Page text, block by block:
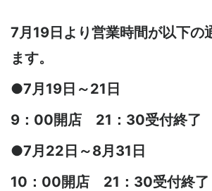
7月19日より営業時間が以下の
ます。
●7月19日～21日
9：00開店 21：30受付終
●7月22日～8月31日
10：00開店 21：30受付終